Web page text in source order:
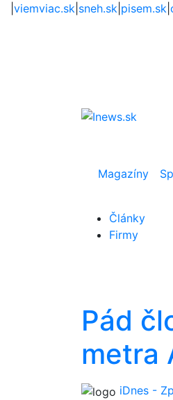
viemviac.sk sneh.sk pisem.sk
Magazíny
Články
Firmy
Pád
metra
iDnes -